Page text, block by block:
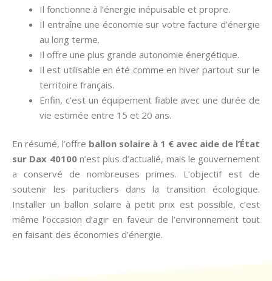
Il fonctionne à l’énergie inépuisable et propre.
Il entraîne une économie sur votre facture d’énergie
au long terme.
Il offre une plus grande autonomie énergétique.
Il est utilisable en été comme en hiver partout sur le
territoire français.
Enfin, c’est un équipement fiable avec une durée de
vie estimée entre 15 et 20 ans.
En résumé, l’offre ballon solaire à 1 € avec aide de l’État
sur Dax 40100n’est plus d’actualié, mais le gouvernement
a conservé de nombreuses primes. L’objectif est de
soutenir les paritucliers dans la transition écologique.
Installer un ballon solaire à petit prix est possible, c’est
même l’occasion d’agir en faveur de l’environnement tout
en faisant des économies d’énergie.